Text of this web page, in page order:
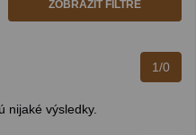
ZOBRAZIŤ FILTRE
1/0
nijaké výsledky.